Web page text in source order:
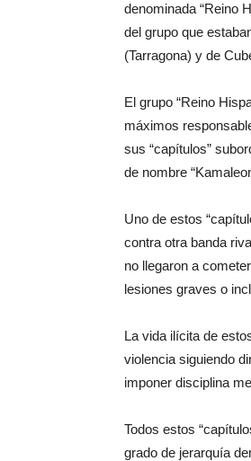
denominada “Reino
del grupo que
(Tarragona) y de
El grupo “Reino
máximos
sus “capítulos”
de nombre
Uno de estos
contra otra banda
no llegaron a
lesiones graves o
La vida ilícita de
violencia siguiendo
imponer disciplina
Todos estos
grado de jerarquía